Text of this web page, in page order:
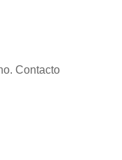
Contacto